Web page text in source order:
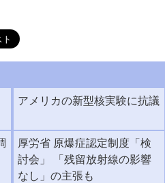
アメリカの新型核実験に抗議
厚労省 原爆症認定制度「検
討会」 「残留放射線の影響
なし」の主張も